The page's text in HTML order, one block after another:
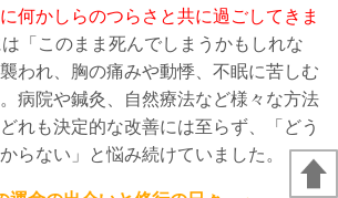
何かしらのつらさと共に過ごしてきま
「このまま死んでしまうかもしれな
われ、胸の痛みや動悸、不眠に苦しむ
病院や鍼灸、自然療法など様々な方法
れも決定的な改善には至らず、「どう
らない」と悩み続けていました。